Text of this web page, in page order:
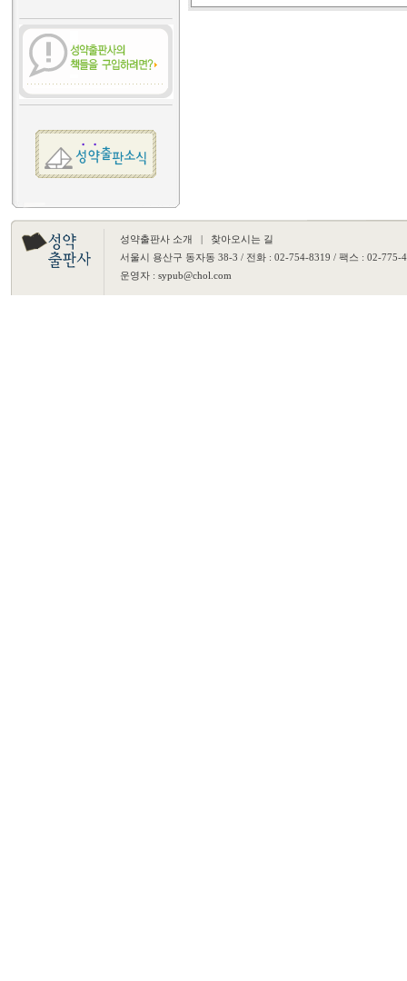
성약출판사 소개 | 찾아오시는 길
서울시 용산구 동자동 38-3 / 전화 : 02-754-8319 / 팩스 : 02-
운영자 : sypub@chol.com